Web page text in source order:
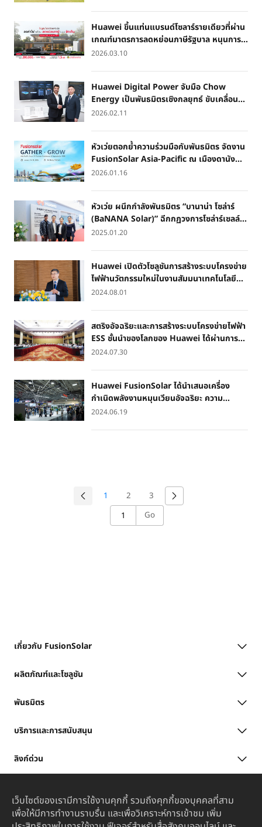
Huawei ขึ้นแท่นแบรนด์โซลาร์รายเดียวที่ผ่าน
เกณฑ์มาตรการลดหย่อนภาษีรัฐบาล หนุนการ
ติดตั้งโซลาร์รูฟท็อป
2026.03.10
Huawei Digital Power จับมือ Chow
Energy เป็นพันธมิตรเชิงกลยุทธ์ ขับเคลื่อน
โครงการพลังงานแสงอาทิตย์กว่า 100 MW
2026.02.11
หัวเว่ยตอกย้ำความร่วมมือกับพันธมิตร จัดงาน
FusionSolar Asia-Pacific ณ เมืองดานัง
ประเทศเวียดนาม
2026.01.16
หัวเว่ย ผนึกกำลังพันธมิตร “บานาน่า โซล่าร์
(BaNANA Solar)” ฉีกกฏวงการโซล่าร์เซลล์
สำหรับบ้านพักอาศัย เปิดตัว “Huawei
ประสิทธิภาพการประหยัดพลังงาน และ
สุนทรียศาสตร์ในการออกแบบเพื่อเปลี่ยนบ้าน
ให้ “กรีน” และ “สมาร์ท” ไปพร้อมกัน
2025.01.20
Huawei เปิดตัวโซลูชันการสร้างระบบโครงข่าย
ไฟฟ้านวัตกรรมใหม่ในงานสัมมนาเทคโนโลยี
PV อัจฉริยะประจำภูมิภาคเอเชียแปซิฟิกครั้งที่
2024.08.01
สตริงอัจฉริยะและการสร้างระบบโครงข่ายไฟฟ้า
ESS ชั้นนำของโลกของ Huawei ได้ผ่านการ
ประเมินด้านเทคโนโลยี
2024.07.30
Huawei FusionSolar ได้นำเสนอเครื่อง
กำเนิดพลังงานหมุนเวียนอัจฉริยะ ความ
ปลอดภัย และการเปลี่ยนแปลงสู่ระบบดิจิทัลใน
2024.06.19
1 2
3
Go
เกี่ยวกับ FusionSolar
ผลิตภัณฑ์และโซลูชัน
พันธมิตร
บริการและการสนับสนุน
ลิงก์ด่วน
เว็บไซต์ของเรามีการใช้งานคุกกี้ รวมถึงคุกกี้ของบุคคลที่สาม
เพื่อให้มีการทำงานราบรื่น และเพื่อวิเคราะห์การเข้าชม เพิ่ม